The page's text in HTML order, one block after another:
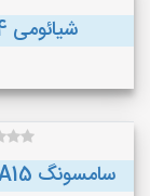
شیائومی 64گیگ پلمپ وآکبندبا18ماه گارانتی
سامسونگ A15 باحافظه۱۲۸و رم۶ پلمپ ویتنام فروشگاه